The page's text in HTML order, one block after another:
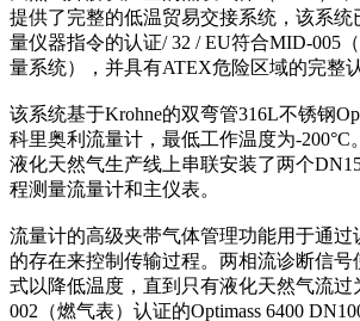
提供了完整的低温贸易交接系统，该系统
量仪器指令的认证/ 32 / EU符合MID-005
量系统），并具有ATEX危险区域的完整认
该系统基于Krohne的双弯管316L不锈钢
科里奥利流量计，最低工作温度为-200°C
液化天然气生产线上串联安装了两个
程测量流量计和主仪表。
流量计的高级夹带气体管理功能用于通过
的存在来控制传输过程。两相流诊断信号
式以降低温度，直到只有液化天然气流
002（燃气表）认证的Optimass 6400